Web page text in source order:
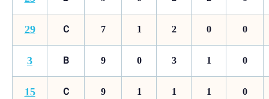
29 Ｃ 7 1 2 0 0
3 Ｂ 9 0 3 1 0
15 Ｃ 9 1 1 1 0